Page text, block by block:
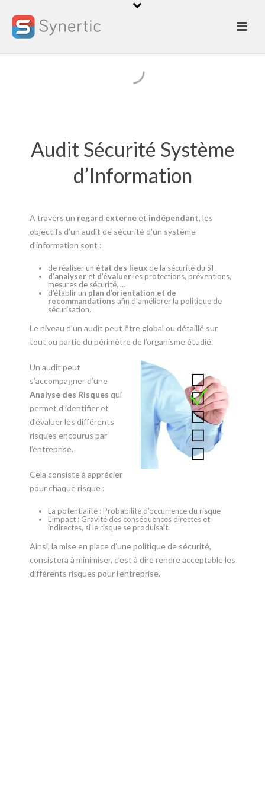
Sécurité des
Systèmes
d'Information
Audit Sécurité Système
d’Information
A travers un regard externe et indépendant, les
objectifs d’un audit de sécurité d’un système
d’information sont :
de réaliser un état des lieuxde la sécurité du SI
d’analyser et d’évaluer les protections, préventions,
mesures de sécurité, …
d’établir un plan d’orientation et de
recommandations afin d’améliorer la politique de
sécurisation.
Le niveau d’un audit peut être global ou détaillé sur
tout ou partie du périmètre de l’organisme étudié.
Un audit peut
s’accompagner d’une
Analyse des Risques qui
permet d’identifier et
d’évaluer les différents
risques encourus par
l’entreprise.
Cela consiste à apprécier
pour chaque risque :
La potentialité : Probabilité d’occurrence du risque
L’impact : Gravité des conséquences directes et
indirectes, si le risque se produisait.
Ainsi, la mise en place d’une politique de sécurité,
consistera à minimiser, c’est à dire rendre acceptable les
différents risques pour l’entreprise.